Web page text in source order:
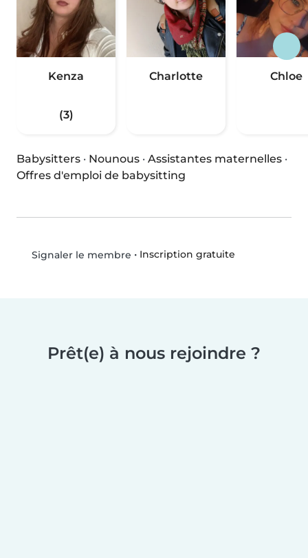
Kenza
(3)
Charlotte Chloe
Babysitters · Nounous · Assistantes maternelles ·
Offres d'emploi de babysitting
Signaler le membre • Inscription gratuite
Prêt(e) à nous rejoindre ?